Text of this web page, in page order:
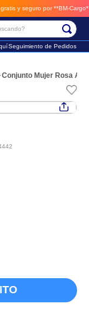
y seguro por **BM-Cargo**
Seguimiento de Pedidos
Conjunto Mujer Rosa